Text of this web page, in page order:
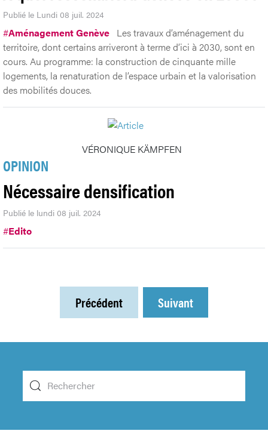
Publié le Lundi 08 juil. 2024
#Aménagement Genève Les travaux d’aménagement du
territoire, dont certains arriveront à terme d’ici à 2030, sont en
cours. Au programme: la construction de cinquante mille
logements, la renaturation de l’espace urbain et la valorisation
des mobilités douces.
VÉRONIQUE KÄMPFEN
OPINION
Nécessaire densification
Publié le lundi 08 juil. 2024
#Edito
Précédent Suivant